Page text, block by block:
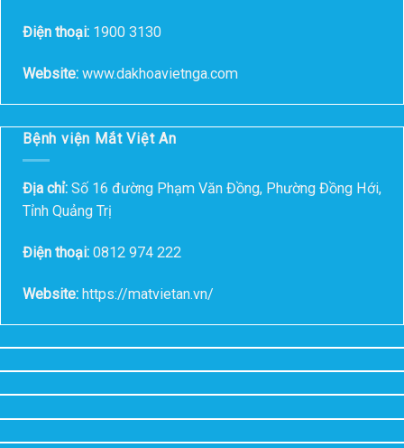
Điện thoại: 1900 3130
Website: www.dakhoavietnga.com
Bệnh viện Mắt Việt An
Địa chỉ: Số 16 đường Phạm Văn Đồng, Phường Đồng Hới,
Tỉnh Quảng Trị
Điện thoại: 0812 974 222
Website: https://matvietan.vn/